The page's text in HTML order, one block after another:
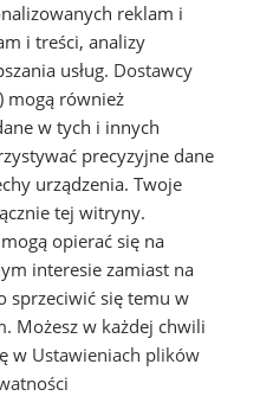
Świętochłowice
reklam i
i treści, analizy
usług. Dostawcy
mogą również
w tych i innych
precyzyjne dane
urządzenia. Twoje
tej witryny.
opierać się na
interesie zamiast na
sprzeciwić się temu w
. Możesz w każdej chwili
w Ustawieniach plików